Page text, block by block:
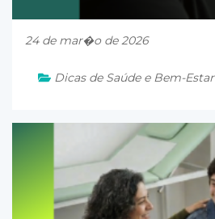
24 de mar�o de 2026
Dicas de Saúde e Bem-Estar